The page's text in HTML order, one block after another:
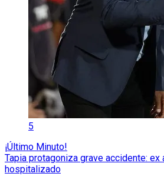
5
¡Último Minuto!
Tapia protagoniza grave accidente: ex
hospitalizado